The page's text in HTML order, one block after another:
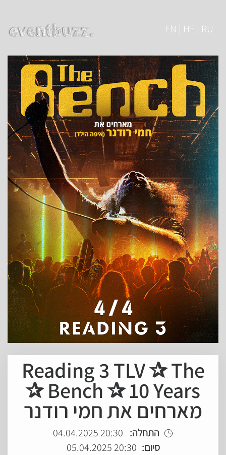
EN | HE | RU
Reading 3 TLV ✰ The
Bench ✰ 10 Years ✰
מארחים את חמי רודנר
התחלה: 20:30 04.04.2025
סיום: 20:30 05.04.2025